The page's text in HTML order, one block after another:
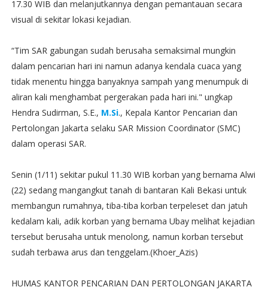
17.30 WIB dan melanjutkannya dengan pemantauan secara
visual di sekitar lokasi kejadian.
“Tim SAR gabungan sudah berusaha semaksimal mungkin
dalam pencarian hari ini namun adanya kendala cuaca yang
tidak menentu hingga banyaknya sampah yang menumpuk di
aliran kali menghambat pergerakan pada hari ini." ungkap
Hendra Sudirman, S.E., M.Si., Kepala Kantor Pencarian dan
Pertolongan Jakarta selaku SAR Mission Coordinator (SMC)
dalam operasi SAR.
Senin (1/11) sekitar pukul 11.30 WIB korban yang bernama Alwi
(22) sedang mangangkut tanah di bantaran Kali Bekasi untuk
membangun rumahnya, tiba-tiba korban terpeleset dan jatuh
kedalam kali, adik korban yang bernama Ubay melihat kejadian
tersebut berusaha untuk menolong, namun korban tersebut
sudah terbawa arus dan tenggelam.(Khoer_Azis)
HUMAS KANTOR PENCARIAN DAN PERTOLONGAN JAKARTA